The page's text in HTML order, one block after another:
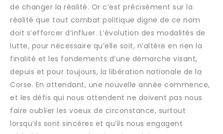
de changer la réalité. Or c’est précisément sur la
réalité que tout combat politique digne de ce nom
doit s’efforcer d’influer. L’évolution des modalités de
lutte, pour nécessaire qu’elle soit, n’altère en rien la
finalité et les fondements d’une démarche visant,
depuis et pour toujours, la libération nationale de la
Corse. En attendant, une nouvelle année commence,
et les défis qui nous attendent ne doivent pas nous
faire oublier les voeux de circonstance, surtout
lorsqu’ils sont sincères et qu’ils nous engagent